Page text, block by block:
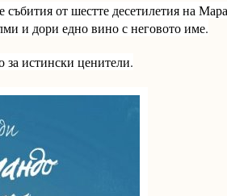
от шестте десетилетия на
и дори едно вино с неговото име.
за истински ценители.